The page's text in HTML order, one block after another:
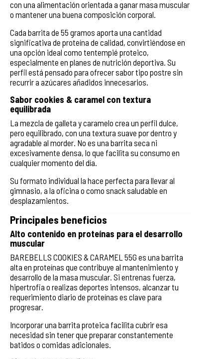
con una alimentación orientada a ganar masa muscular
o mantener una buena composición corporal.
Cada barrita de 55 gramos aporta una cantidad
significativa de proteína de calidad, convirtiéndose en
una opción ideal como tentempié proteico,
especialmente en planes de nutrición deportiva. Su
perfil está pensado para ofrecer sabor tipo postre sin
recurrir a azúcares añadidos innecesarios.
Sabor cookies & caramel con textura
equilibrada
La mezcla de galleta y caramelo crea un perfil dulce,
pero equilibrado, con una textura suave por dentro y
agradable al morder. No es una barrita seca ni
excesivamente densa, lo que facilita su consumo en
cualquier momento del día.
Su formato individual la hace perfecta para llevar al
gimnasio, a la oficina o como snack saludable en
desplazamientos.
Principales beneficios
Alto contenido en proteínas para el desarrollo
muscular
BAREBELLS COOKIES & CARAMEL 55G es una barrita
alta en proteínas que contribuye al mantenimiento y
desarrollo de la masa muscular. Si entrenas fuerza,
hipertrofia o realizas deportes intensos, alcanzar tu
requerimiento diario de proteínas es clave para
progresar.
Incorporar una barrita proteica facilita cubrir esa
necesidad sin tener que preparar constantemente
batidos o comidas adicionales.